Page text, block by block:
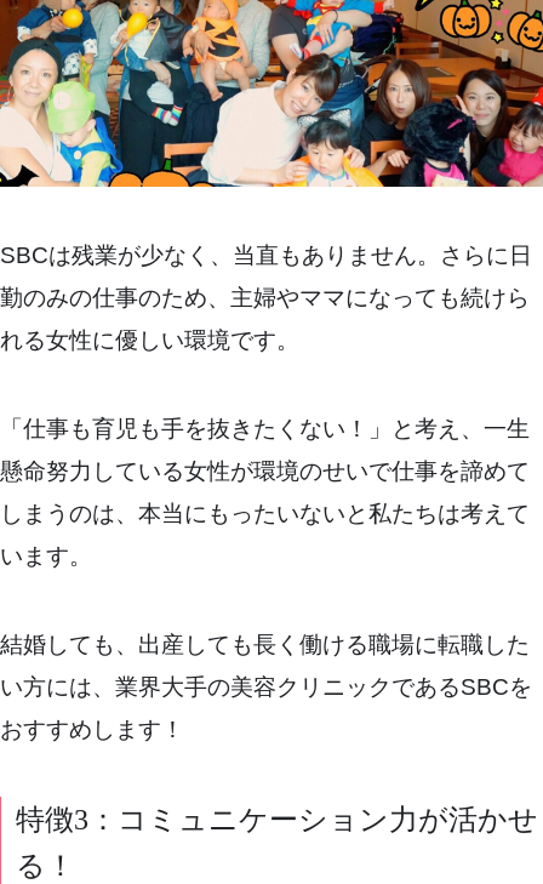
SBCは残業が少なく、当直もありません。さらに日
勤のみの仕事のため、主婦やママになっても続けら
れる女性に優しい環境です。
「仕事も育児も手を抜きたくない！」と考え、一生
懸命努力している女性が環境のせいで仕事を諦めて
しまうのは、本当にもったいないと私たちは考えて
います。
結婚しても、出産しても長く働ける職場に転職した
い方には、業界大手の美容クリニックであるSBCを
おすすめします！
特徴3：コミュニケーション力が活かせ
る！